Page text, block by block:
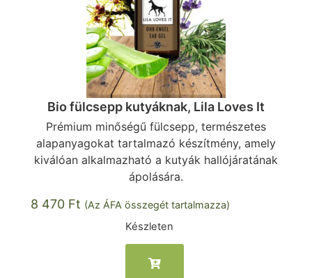
Bio fülcsepp kutyáknak, Lila Loves It
Prémium minőségű fülcsepp, természetes
alapanyagokat tartalmazó készítmény, amely
kiválóan alkalmazható a kutyák hallójáratának
ápolására.
8 470 Ft (Az ÁFA összegét tartalmazza)
Készleten